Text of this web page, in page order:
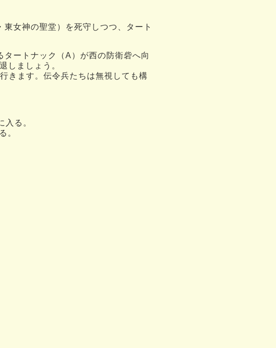
女神の聖堂）を死守しつつ、タート
ートナック（A）が西の防衛砦へ向
しましょう。
きます。伝令兵たちは無視しても構
る。
。